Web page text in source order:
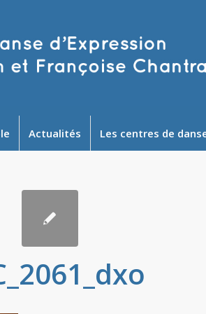
Actualités Les centres de